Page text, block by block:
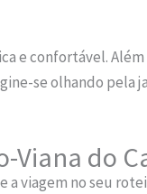
e confortável.
se olhando pela
Viana do
viagem no seu